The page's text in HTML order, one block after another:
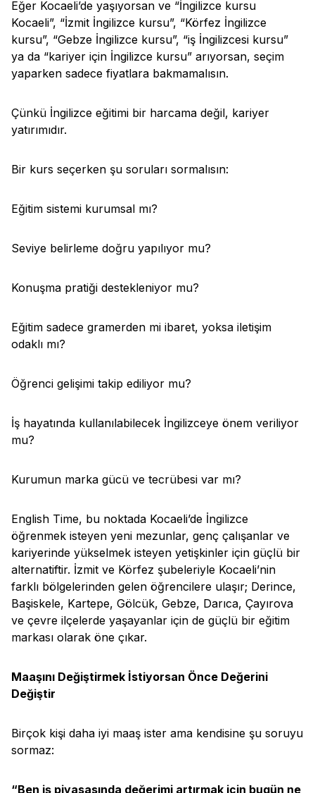
Eğer Kocaeli’de yaşıyorsan ve “İngilizce kursu
Kocaeli”, “İzmit İngilizce kursu”, “Körfez İngilizce
kursu”, “Gebze İngilizce kursu”, “iş İngilizcesi kursu”
ya da “kariyer için İngilizce kursu” arıyorsan, seçim
yaparken sadece fiyatlara bakmamalısın.
Çünkü İngilizce eğitimi bir harcama değil, kariyer
yatırımıdır.
Bir kurs seçerken şu soruları sormalısın:
Eğitim sistemi kurumsal mı?
Seviye belirleme doğru yapılıyor mu?
Konuşma pratiği destekleniyor mu?
Eğitim sadece gramerden mi ibaret, yoksa iletişim
odaklı mı?
Öğrenci gelişimi takip ediliyor mu?
İş hayatında kullanılabilecek İngilizceye önem veriliyor
mu?
Kurumun marka gücü ve tecrübesi var mı?
English Time, bu noktada Kocaeli’de İngilizce
öğrenmek isteyen yeni mezunlar, genç çalışanlar ve
kariyerinde yükselmek isteyen yetişkinler için güçlü bir
alternatiftir. İzmit ve Körfez şubeleriyle Kocaeli’nin
farklı bölgelerinden gelen öğrencilere ulaşır; Derince,
Başiskele, Kartepe, Gölcük, Gebze, Darıca, Çayırova
ve çevre ilçelerde yaşayanlar için de güçlü bir eğitim
markası olarak öne çıkar.
Maaşını Değiştirmek İstiyorsan Önce Değerini
Değiştir
Birçok kişi daha iyi maaş ister ama kendisine şu soruyu
sormaz:
“Ben iş piyasasında değerimi artırmak için bugün ne